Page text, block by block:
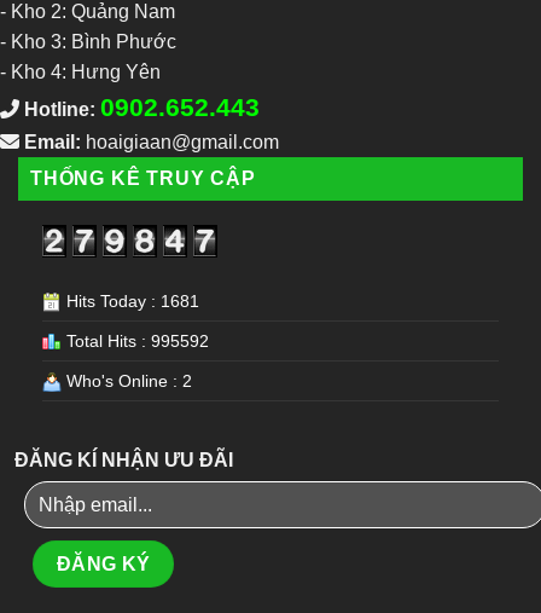
- Kho 2: Quảng Nam
- Kho 3: Bình Phước
- Kho 4: Hưng Yên
Hotline: 0902.652.443
Email: hoaigiaan@gmail.com
THỐNG KÊ TRUY CẬP
Hits Today : 1681
Total Hits : 995592
Who's Online : 2
ĐĂNG KÍ NHẬN ƯU ĐÃI